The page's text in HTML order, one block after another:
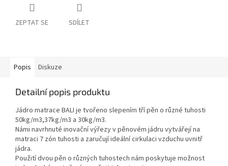
ZEPTAT SE SDÍLET
Popis Diskuze
Detailní popis produktu
Jádro matrace BALI je tvořeno slepením tří pěn o různé tuhosti
50kg/m3,37kg/m3 a 30kg/m3.
Námi navrhnuté inovační výřezy v pěnovém jádru vytvářejí na
matraci 7 zón tuhosti a zaručují ideální cirkulaci vzduchu uvnitř
jádra.
Použití dvou pěn o různých tuhostech nám poskytuje možnost